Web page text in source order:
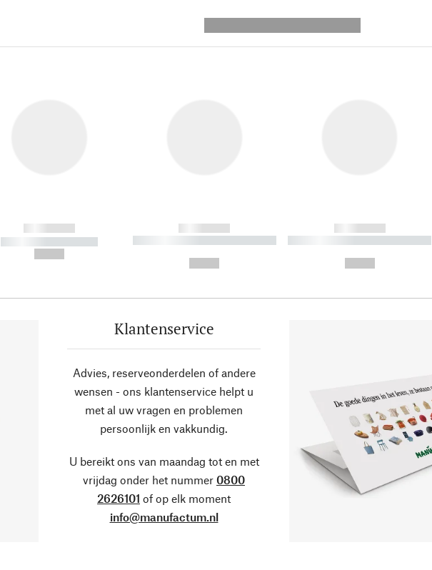
------------
----------- -----------
------------
----------- ----------- ----------
------------
----------- ----------- ----------
Klantenservice
Advies, reserveonderdelen of andere
wensen - ons klantenservice helpt u
met al uw vragen en problemen
persoonlijk en vakkundig.
U bereikt ons van maandag tot en met
vrijdag onder het nummer 0800
2626101 of op elk moment
info@manufactum.nl